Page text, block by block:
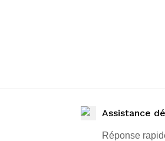
Assistance
Réponse